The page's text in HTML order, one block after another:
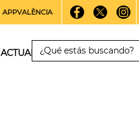
APPVALÈNCIA
ACTUALIDAD